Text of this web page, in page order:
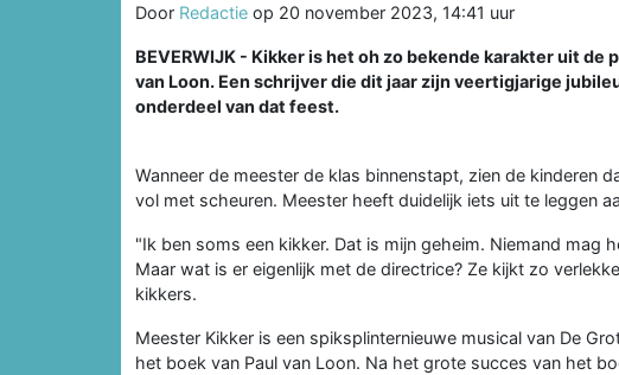
Door Redactie op 20 november 2023, 14:41 uur
BEVERWIJK - Kikker is het oh zo bekende karakter uit
van Loon. Een schrijver die dit jaar zijn veertigjarige
onderdeel van dat feest.
Wanneer de meester de klas binnenstapt, zien de kinderen
vol met scheuren. Meester heeft duidelijk iets uit te leggen
"Ik ben soms een kikker. Dat is mijn geheim. Niemand mag
Maar wat is er eigenlijk met de directrice? Ze kijkt zo
kikkers.
Meester Kikker is een spiksplinternieuwe musical van De
het boek van Paul van Loon. Na het grote succes van het